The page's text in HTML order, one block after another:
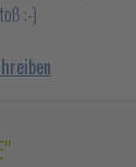
;-)